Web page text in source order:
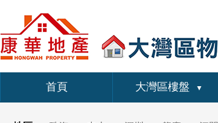
首頁 大灣區樓盤 ▼